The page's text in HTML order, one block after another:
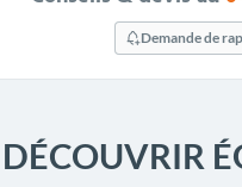
Demande de